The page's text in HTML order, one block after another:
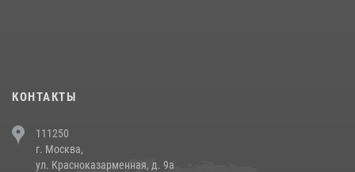
напавших на бригаду скорой помощи (видео)
14 июля 2026, 12:20
КОНТАКТЫ
111250
г. Москва,
ул. Красноказарменная, д. 9а